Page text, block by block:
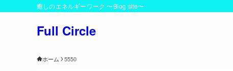
癒しのエネルギーワーク 〜Blog site〜
Full Circle
ホーム 5550